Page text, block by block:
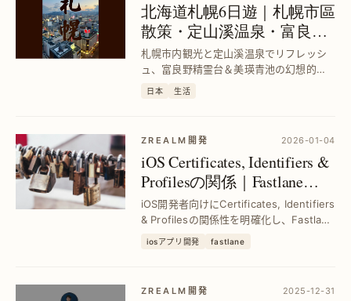
北海道札幌6日遊｜札幌市區
散策・定山溪温泉・富良野
＆美瑛点灯ツアー完全ガイ
ド
札幌市内観光と定山溪温泉でリフレッシ
ュ、富良野精霊台＆美瑛青池の幻想的な
点灯を満喫したい旅行者向けに、効率的
日本 生活
ZREALM開発 2026-01-04
iOS Certificates, Identifiers &
Profilesの関係｜Fastlane
Matchで憑證管理とCI/CDを
効率化
iOS開発者向けにCertificates, Identifiers
& Profilesの関係性を明確化し、Fastlane
Matchで証明書を一元管理。CI/CD統合で
iosアプリ開発 fastlane
ZREALM開発 2025-12-31